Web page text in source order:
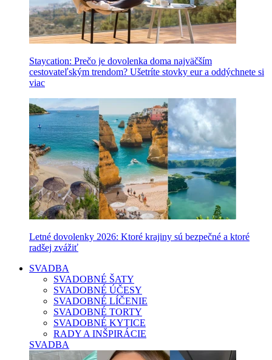
Staycation: Prečo je dovolenka doma najväčším
cestovateľským trendom? Ušetríte stovky eur a oddýchnete si
viac
Letné dovolenky 2026: Ktoré krajiny sú bezpečné a ktoré
radšej zvážiť
SVADBA
SVADOBNÉ ŠATY
SVADOBNÉ ÚČESY
SVADOBNÉ LÍČENIE
SVADOBNÉ TORTY
SVADOBNÉ KYTICE
RADY A INŠPIRÁCIE
SVADBA